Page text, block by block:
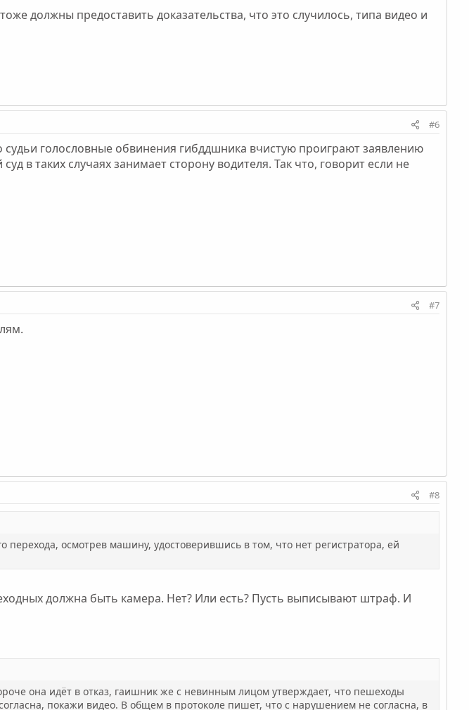
должны предоставить доказательства, что это случилось, типа видео и
#6
голословные обвинения гибддшника вчистую проиграют заявлению
в таких случаях занимает сторону водителя. Так что, говорит если не
#7
#8
перехода, осмотрев машину, удостоверившись в том, что нет регистратора, ей
должна быть камера. Нет? Или есть? Пусть выписывают штраф. И
она идёт в отказ, гаишник же с невинным лицом утверждает, что пешеходы
покажи видео. В общем в протоколе пишет, что с нарушением не согласна, в